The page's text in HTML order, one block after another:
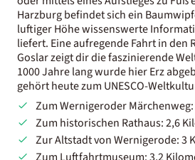
Harzburg befindet sich ein
luftiger Höhe wissenswerte
liefert. Eine aufregende Fahrt in den
Goslar zeigt dir die faszinierende
1000 Jahre lang wurde hier Erz
gehört heute zum UNESCO-
Zum Wernigeroder Märchenweg:
Zum historischen Rathaus: 2,6
Zur Altstadt von Wernigerode: 3